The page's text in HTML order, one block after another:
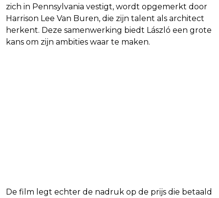
zich in Pennsylvania vestigt, wordt opgemerkt door
Harrison Lee Van Buren, die zijn talent als architect
herkent. Deze samenwerking biedt László een grote
kans om zijn ambities waar te maken.
De film legt echter de nadruk op de prijs die betaald